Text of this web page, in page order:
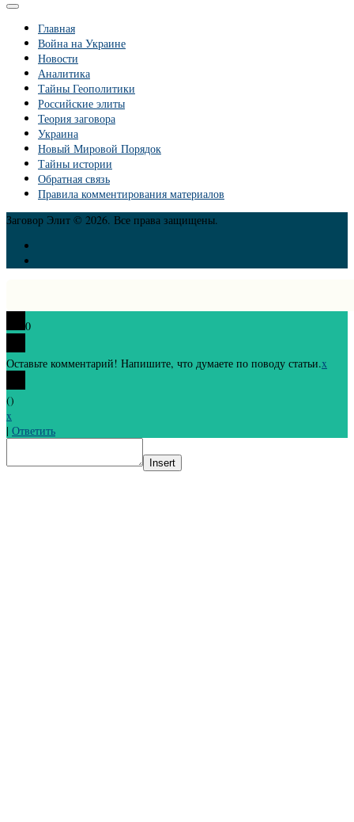
Главная
Война на Украине
Новости
Аналитика
Тайны Геополитики
Российские элиты
Теория заговора
Украина
Новый Мировой Порядок
Тайны истории
Обратная связь
Правила комментирования материалов
Заговор Элит © 2026. Все права защищены.
0
Оставьте комментарий! Напишите, что думаете по поводу статьи.x
()
x
| Ответить
Insert